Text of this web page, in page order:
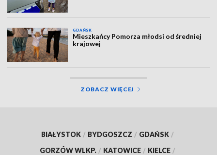
GDAŃSK
Mieszkańcy Pomorza młodsi od średniej
krajowej
ZOBACZ WIĘCEJ
BIAŁYSTOK / BYDGOSZCZ / GDAŃSK /
GORZÓW WLKP. / KATOWICE / KIELCE /